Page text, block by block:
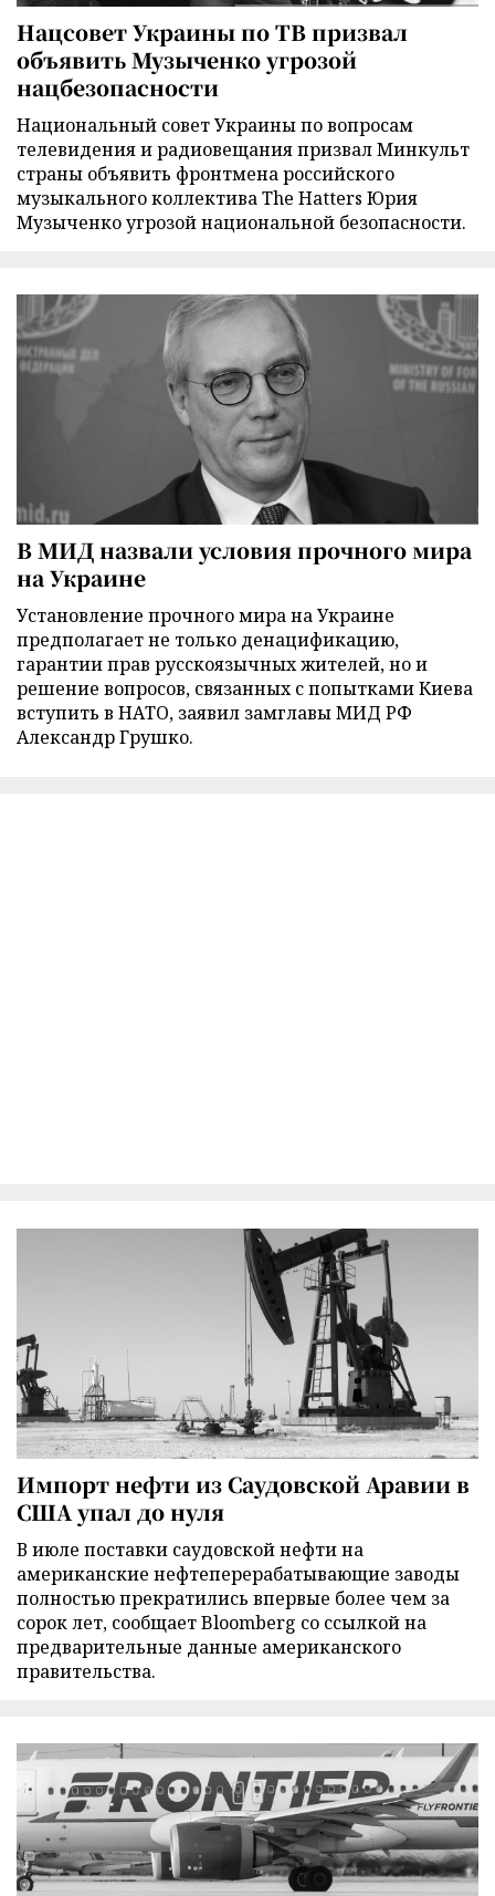
Нацсовет Украины по ТВ призвал
объявить Музыченко угрозой
нацбезопасности
Национальный совет Украины по вопросам
телевидения и радиовещания призвал Минкульт
страны объявить фронтмена российского
музыкального коллектива The Hatters Юрия
Музыченко угрозой национальной безопасности.
В МИД назвали условия прочного мира
на Украине
Установление прочного мира на Украине
предполагает не только денацификацию,
гарантии прав русскоязычных жителей, но и
решение вопросов, связанных с попытками Киева
вступить в НАТО, заявил замглавы МИД РФ
Александр Грушко.
Импорт нефти из Саудовской Аравии в
США упал до нуля
В июле поставки саудовской нефти на
американские нефтеперерабатывающие заводы
полностью прекратились впервые более чем за
сорок лет, сообщает Bloomberg со ссылкой на
предварительные данные американского
правительства.